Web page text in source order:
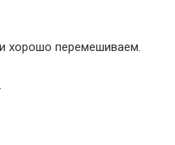
хорошо перемешиваем.